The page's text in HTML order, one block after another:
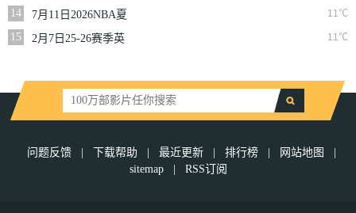
季联赛尼克斯VS马刺
14 11℃
7月11日2026NBA夏
季联赛公牛VS灰熊
15 11℃
2月7日25-26赛季英
问题反馈 下载帮助 最近更新 排行榜 网站地图
sitemap
RSS订阅